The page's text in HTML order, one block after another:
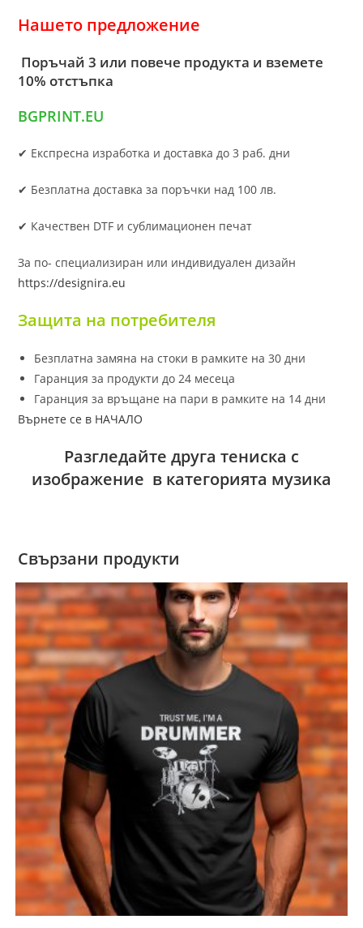
Нашето предложение
Поръчай 3 или повече продукта и вземете
10% отстъпка
BGPRINT.EU
✔ Експресна изработка и доставка до 3 раб. дни
✔ Безплатна доставка за поръчки над 100 лв.
✔ Качествен DTF и сублимационен печат
За по- специализиран или индивидуален дизайн
https://designira.eu
Защита на потребителя
Безплатна замяна на стоки в рамките на 30 дни
Гаранция за продукти до 24 месеца
Гаранция за връщане на пари в рамките на 14 дни
Върнете се в НАЧАЛО
Разгледайте друга тениска с
изображение в категорията музика
Свързани продукти